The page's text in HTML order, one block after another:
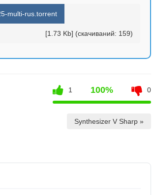
multi-rus.torrent
[1.73 Kb] (cкачиваний: 159)
1 100% 0
Synthesizer V Sharp »